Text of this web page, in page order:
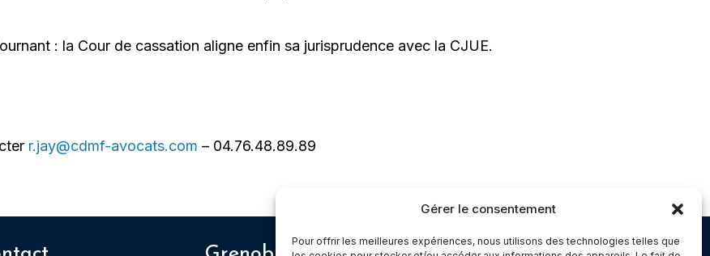
Gérer le consentement
Pour offrir les meilleures expériences, nous utilisons des technologies telles que
: la Cour de cassation aligne enfin sa jurisprudence avec la CJUE.
r.jay@cdmf-avocats.com – 04.76.48.89.89